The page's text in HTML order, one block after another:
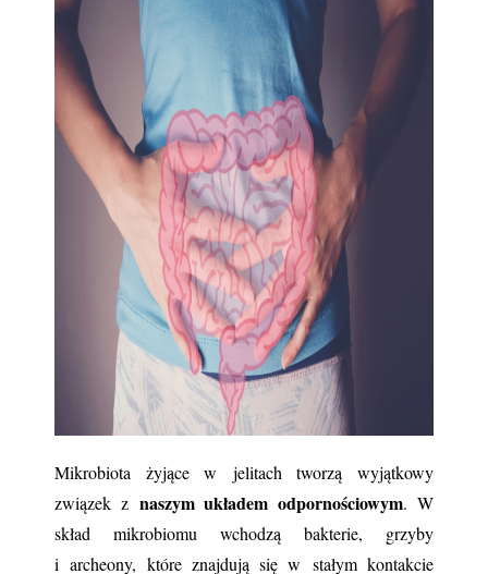
Mikrobiota żyjące w jelitach tworzą wyjątkowy
związek z naszym układem odpornościowym. W
skład mikrobiomu wchodzą bakterie, grzyby
i archeony, które znajdują się w stałym kontakcie